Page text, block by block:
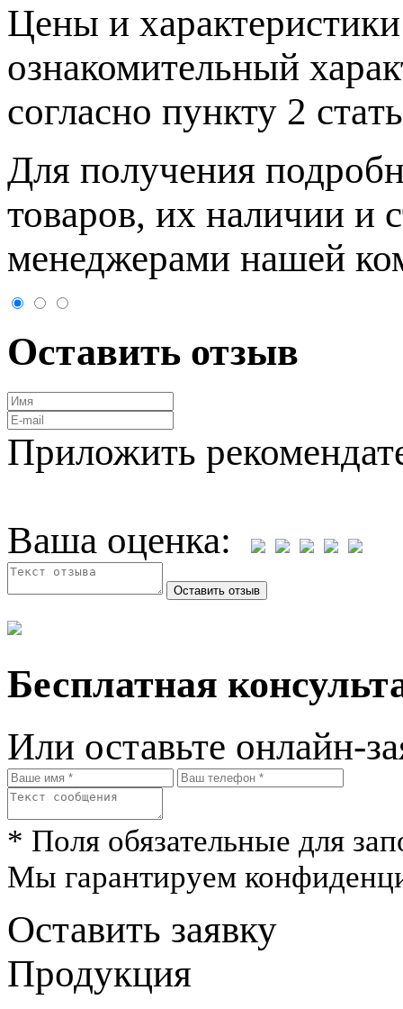
Цeны и
ознакомительный
согласно пункту 2
Для пoлучения
товaров, их нaличии и
менеджерами нашей
Оставить отзыв
Приложить
Ваша оценка:
Бесплатная
Или оставьте онлайн-
* Поля обязательные для
Мы гарантируем
Оставить заявку
Продукция